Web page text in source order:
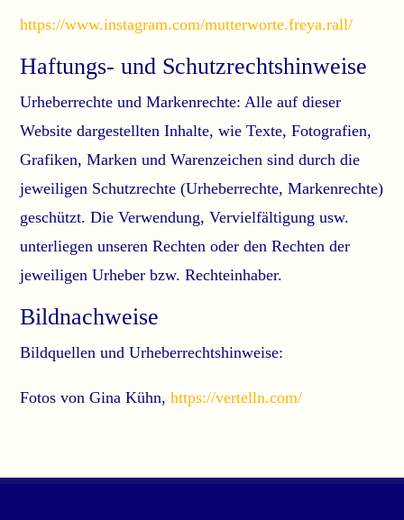
https://www.instagram.com/mutterworte.freya.rall/
Haftungs- und Schutzrechtshinweise
Urheberrechte und Markenrechte: Alle auf dieser
Website dargestellten Inhalte, wie Texte, Fotografien,
Grafiken, Marken und Warenzeichen sind durch die
jeweiligen Schutzrechte (Urheberrechte, Markenrechte)
geschützt. Die Verwendung, Vervielfältigung usw.
unterliegen unseren Rechten oder den Rechten der
jeweiligen Urheber bzw. Rechteinhaber.
Bildnachweise
Bildquellen und Urheberrechtshinweise:
Fotos von Gina Kühn,https://vertelln.com/